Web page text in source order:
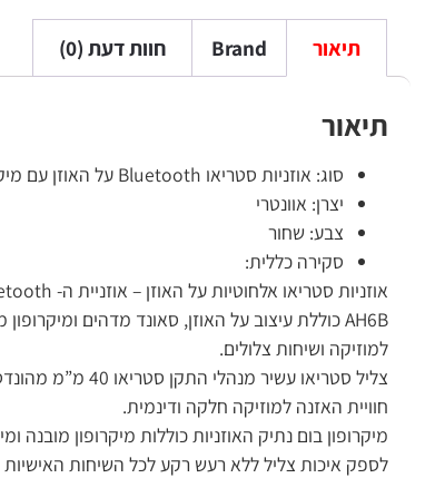
תיאור Brand חוות דעת (0)
תיאור
סוג: אוזניות סטריאו Bluetooth על האוזן עם מיקרופון בום
יצרן: אוונטרי
צבע: שחור
סקירה כללית:
אוזניות סטריאו אלחוטיות על האוזן – אוזניית ה- Bluetooth הסופר נוחה שלנו –
AH6B כוללת עיצוב על האוזן, סאונד מדהים ומיקרופון מתפרק
למוזיקה ושיחות צלולים.
צליל סטריאו עשיר מנהלי התקן סטריאו 40 מ”מ מהונדסים דיוק מספקים שמע חזק ועשיר
חוויית האזנה למוזיקה חלקה ודינמית.
מיקרופון בום נתיק האוזניות כוללות מיקרופון מובנה
לספק איכות צליל ללא רעש רקע לכל השיחות האישיות